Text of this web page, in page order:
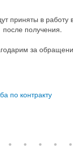
приняты в работу
после получения.
за